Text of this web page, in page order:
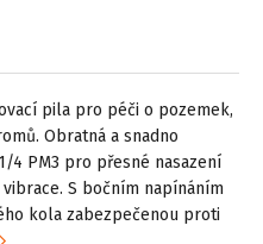
pila pro péči o pozemek,
Obratná a snadno
4 PM3 pro přesné nasazení
S bočním napínáním
kola zabezpečenou proti